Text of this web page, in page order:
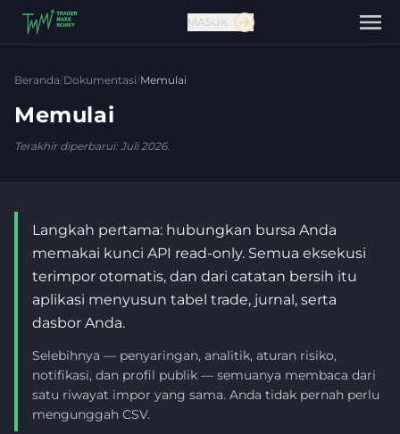
Hubungi kami
MASUK
Beranda/Dokumentasi/Memulai
Memulai
Terakhir diperbarui: Juli 2026.
Langkah pertama: hubungkan bursa Anda
memakai kunci API read-only. Semua eksekusi
terimpor otomatis, dan dari catatan bersih itu
aplikasi menyusun tabel trade, jurnal, serta
dasbor Anda.
Selebihnya — penyaringan, analitik, aturan risiko,
notifikasi, dan profil publik — semuanya membaca dari
satu riwayat impor yang sama. Anda tidak pernah perlu
mengunggah CSV.